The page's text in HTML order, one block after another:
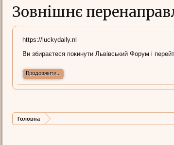
Зовнішнє
https://luckydaily.nl
Ви збираєтеся покинути Львівський Форум і
Продовжити...
Головна